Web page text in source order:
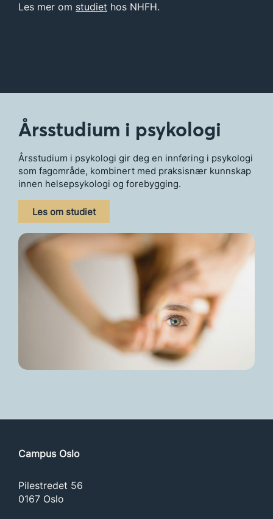
Les mer om studiet hos NHFH.
Årsstudium i psykologi
Årsstudium i psykologi gir deg en innføring i psykologi
som fagområde, kombinert med praksisnær kunnskap
innen helsepsykologi og forebygging.
Les om studiet
Campus Oslo
Pilestredet 56
0167 Oslo